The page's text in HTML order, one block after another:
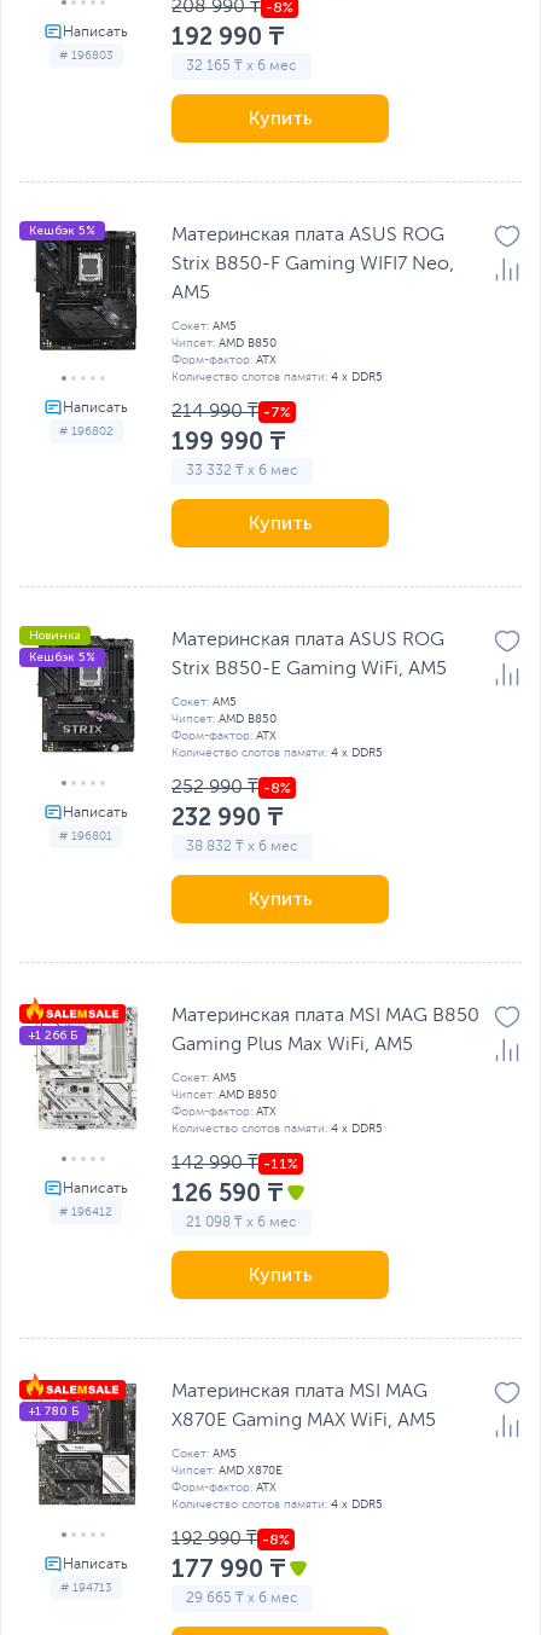
# 196803
208 990 ₸
192 990 ₸
32 165 ₸ x 6 мес
Купить
# 196802
Кешбэк 5%
Материнская плата ASUS ROG
Strix B850-F Gaming WIFI7 Neo,
AM5
Сокет: AM5
Чипсет: AMD B850
Форм-фактор: ATX
Количество слотов памяти: 4 x DDR5
214 990 ₸
199 990 ₸
33 332 ₸ x 6 мес
Купить
# 196801
Новинка
Кешбэк 5%
Материнская плата ASUS ROG
Strix B850-E Gaming WiFi, AM5
Сокет: AM5
Чипсет: AMD B850
Форм-фактор: ATX
Количество слотов памяти: 4 x DDR5
252 990 ₸
232 990 ₸
38 832 ₸ x 6 мес
Купить
# 196412
+1 266 Б
Материнская плата MSI MAG B850
Gaming Plus Max WiFi, AM5
Сокет: AM5
Чипсет: AMD B850
Форм-фактор: ATX
Количество слотов памяти: 4 x DDR5
142 990 ₸
126 590 ₸
21 098 ₸ x 6 мес
Купить
# 194713
+1 780 Б
Материнская плата MSI MAG
X870E Gaming MAX WiFi, AM5
Сокет: AM5
Чипсет: AMD X870E
Форм-фактор: ATX
Количество слотов памяти: 4 x DDR5
192 990 ₸
177 990 ₸
29 665 ₸ x 6 мес